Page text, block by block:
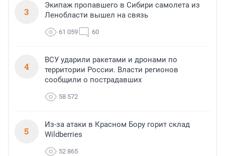
3
Экипаж пропавшего в Сибири самолета из
Ленобласти вышел на связь
61 059 60
4
ВСУ ударили ракетами и дронами по
территории России. Власти регионов
сообщили о пострадавших
58 572
5
Из-за атаки в Красном Бору горит склад
Wildberries
52 865